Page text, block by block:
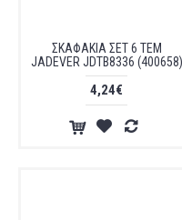
ΣΚΑΦΑΚΙΑ ΣΕΤ 6 ΤΕΜ
JADEVER JDTB8336 (400658)
4,24€